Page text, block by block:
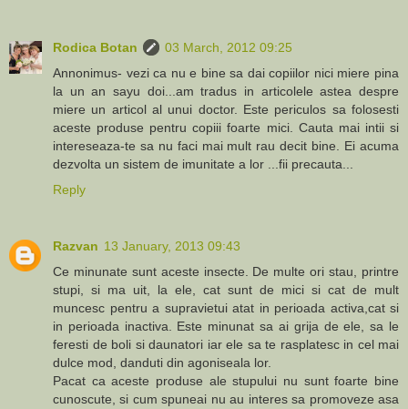
Rodica Botan
03 March, 2012 09:25
Annonimus- vezi ca nu e bine sa dai copiilor nici miere pina
la un an sayu doi...am tradus in articolele astea despre
miere un articol al unui doctor. Este periculos sa folosesti
aceste produse pentru copiii foarte mici. Cauta mai intii si
intereseaza-te sa nu faci mai mult rau decit bine. Ei acuma
dezvolta un sistem de imunitate a lor ...fii precauta...
Reply
Razvan 13 January, 2013 09:43
Ce minunate sunt aceste insecte. De multe ori stau, printre
stupi, si ma uit, la ele, cat sunt de mici si cat de mult
muncesc pentru a supravietui atat in perioada activa,cat si
in perioada inactiva. Este minunat sa ai grija de ele, sa le
feresti de boli si daunatori iar ele sa te rasplatesc in cel mai
dulce mod, danduti din agoniseala lor.
Pacat ca aceste produse ale stupului nu sunt foarte bine
cunoscute, si cum spuneai nu au interes sa promoveze asa